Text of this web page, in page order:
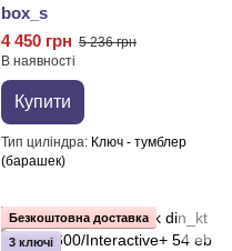
box_s
4 450 грн 5 236 грн
В наявності
Купити
Тип циліндра Ключ - тумблер
(барашек)
Безкоштовна доставка
3 ключі